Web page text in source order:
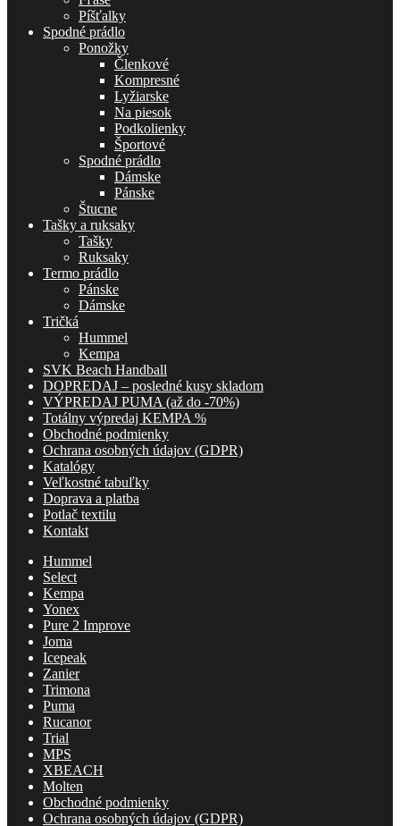
Píšťalky
Spodné prádlo
Ponožky
Členkové
Kompresné
Lyžiarske
Na piesok
Podkolienky
Športové
Spodné prádlo
Dámske
Pánske
Štucne
Tašky a ruksaky
Tašky
Ruksaky
Termo prádlo
Pánske
Dámske
Tričká
Hummel
Kempa
SVK Beach Handball
DOPREDAJ – posledné kusy skladom
VÝPREDAJ PUMA (až do -70%)
Totálny výpredaj KEMPA %
Obchodné podmienky
Ochrana osobných údajov (GDPR)
Katalógy
Veľkostné tabuľky
Doprava a platba
Potlač textilu
Kontakt
Hummel
Select
Kempa
Yonex
Pure 2 Improve
Joma
Icepeak
Zanier
Trimona
Puma
Rucanor
Trial
MPS
XBEACH
Molten
Obchodné podmienky
Ochrana osobných údajov (GDPR)